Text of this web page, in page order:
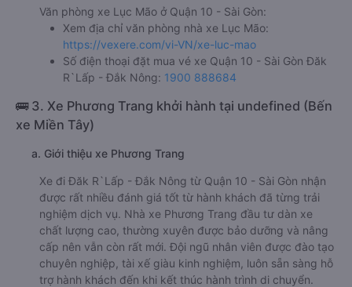
Văn phòng xe Lục Mão ở Quận 10 - Sài Gòn:
Xem địa chỉ văn phòng nhà xe Lục Mão:
https://vexere.com/vi-VN/xe-luc-mao
Số điện thoại đặt mua vé xe Quận 10 - Sài Gòn Đăk
R`Lấp - Đắk Nông: 1900 888684
🚌 3. Xe Phương Trang khởi hành tại undefined (Bến
xe Miền Tây)
a. Giới thiệu xe Phương Trang
Xe đi Đăk R`Lấp - Đắk Nông từ Quận 10 - Sài Gòn nhận
được rất nhiều đánh giá tốt từ hành khách đã từng trải
nghiệm dịch vụ. Nhà xe Phương Trang đầu tư dàn xe
chất lượng cao, thường xuyên được bảo dưỡng và nâng
cấp nên vẫn còn rất mới. Đội ngũ nhân viên được đào tạo
chuyên nghiệp, tài xế giàu kinh nghiệm, luôn sẵn sàng hỗ
trợ hành khách đến khi kết thúc hành trình di chuyển.